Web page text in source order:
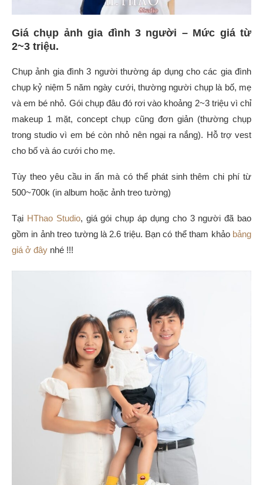
Giá chụp ảnh gia đình 3 người – Mức giá từ
2~3 triệu.
Chụp ảnh gia đình 3 người thường áp dụng cho các gia đình
chụp kỷ niệm 5 năm ngày cưới, thường người chụp là bố, mẹ
và em bé nhỏ. Gói chụp đâu đó rơi vào khoảng 2~3 triệu vì chỉ
makeup 1 mặt, concept chụp cũng đơn giản (thường chụp
trong studio vì em bé còn nhỏ nên ngại ra nắng). Hỗ trợ vest
cho bố và áo cưới cho mẹ.
Tùy theo yêu cầu in ấn mà có thể phát sinh thêm chi phí từ
500~700k (in album hoặc ảnh treo tường)
Tại HThao Studio, giá gói chụp áp dụng cho 3 người đã bao
gồm in ảnh treo tường là 2.6 triệu. Bạn có thể tham khảo bảng
giá ở đây nhé !!!